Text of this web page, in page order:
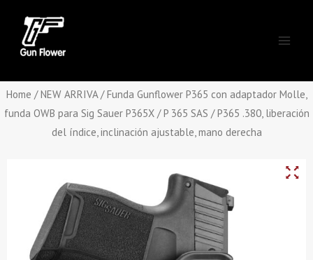
content
Home /NEW ARRIVA/ Funda Gunflower P365 con adaptador Molle,
funda OWB para Sig Sauer P365X / P 365 SAS / P365 .380, liberación
del índice, inclinación ajustable, mano derecha